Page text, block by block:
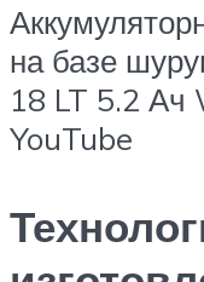
на базе
18 LT 5.2 Ач
YouTube